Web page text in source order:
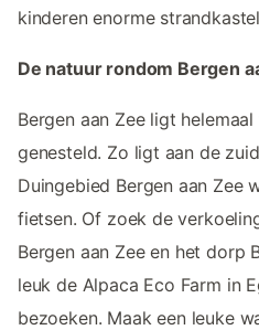
kinderen enorme
De natuur rondom Bergen
Bergen aan Zee ligt
genesteld. Zo ligt aan de
Duingebied Bergen aan Zee
fietsen. Of zoek de
Bergen aan Zee en het dorp
leuk de Alpaca Eco Farm in
bezoeken. Maak een leuke